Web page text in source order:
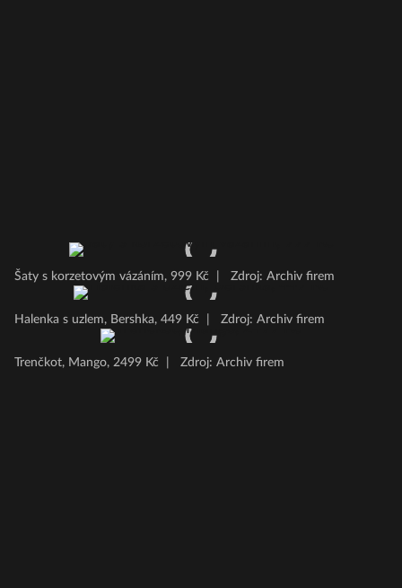
Šaty s korzetovým vázáním, 999 Kč Zdroj: Archiv firem
Halenka s uzlem, Bershka, 449 Kč Zdroj: Archiv firem
Trenčkot, Mango, 2499 Kč Zdroj: Archiv firem